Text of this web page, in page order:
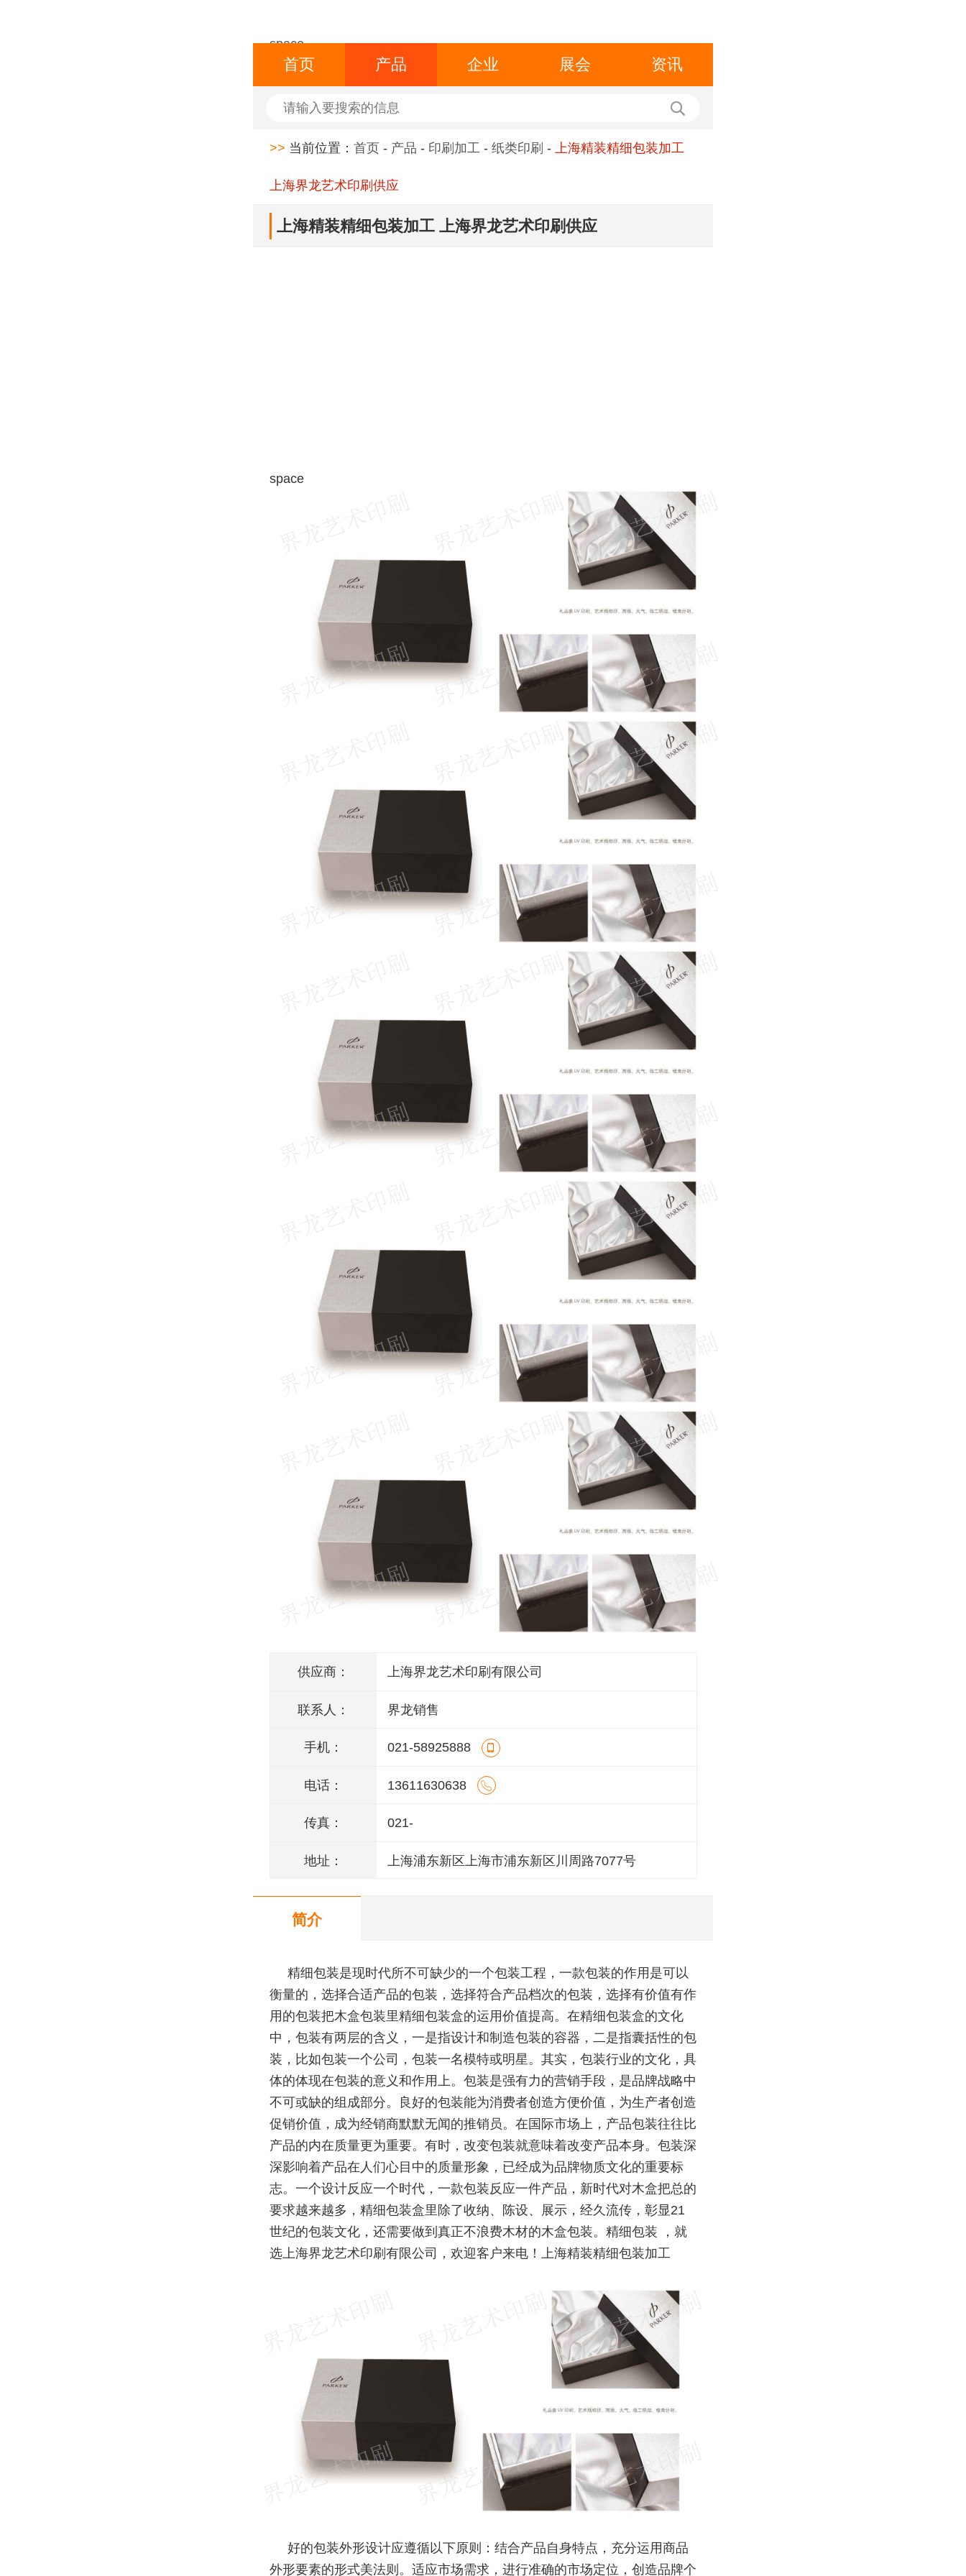
space
首页 产品 企业 展会 资讯
>> 当前位置： 首页 - 产品 - 印刷加工 - 纸类印刷 - 上海精装精细包装加工
上海界龙艺术印刷供应
上海精装精细包装加工 上海界龙艺术印刷供应
space
供应商： 上海界龙艺术印刷有限公司
联系人： 界龙销售
手机： 021-58925888
电话： 13611630638
传真： 021-
地址： 上海浦东新区上海市浦东新区川周路7077号
简介
精细包装是现时代所不可缺少的一个包装工程，一款包装的作用是可以
衡量的，选择合适产品的包装，选择符合产品档次的包装，选择有价值有作
用的包装把木盒包装里精细包装盒的运用价值提高。在精细包装盒的文化
中，包装有两层的含义，一是指设计和制造包装的容器，二是指囊括性的包
装，比如包装一个公司，包装一名模特或明星。其实，包装行业的文化，具
体的体现在包装的意义和作用上。包装是强有力的营销手段，是品牌战略中
不可或缺的组成部分。良好的包装能为消费者创造方便价值，为生产者创造
促销价值，成为经销商默默无闻的推销员。在国际市场上，产品包装往往比
产品的内在质量更为重要。有时，改变包装就意味着改变产品本身。包装深
深影响着产品在人们心目中的质量形象，已经成为品牌物质文化的重要标
志。一个设计反应一个时代，一款包装反应一件产品，新时代对木盒把总的
要求越来越多，精细包装盒里除了收纳、陈设、展示，经久流传，彰显21
世纪的包装文化，还需要做到真正不浪费木材的木盒包装。精细包装 ，就
选上海界龙艺术印刷有限公司，欢迎客户来电！上海精装精细包装加工
好的包装外形设计应遵循以下原则：结合产品自身特点，充分运用商品
外形要素的形式美法则。适应市场需求，进行准确的市场定位，创造品牌个